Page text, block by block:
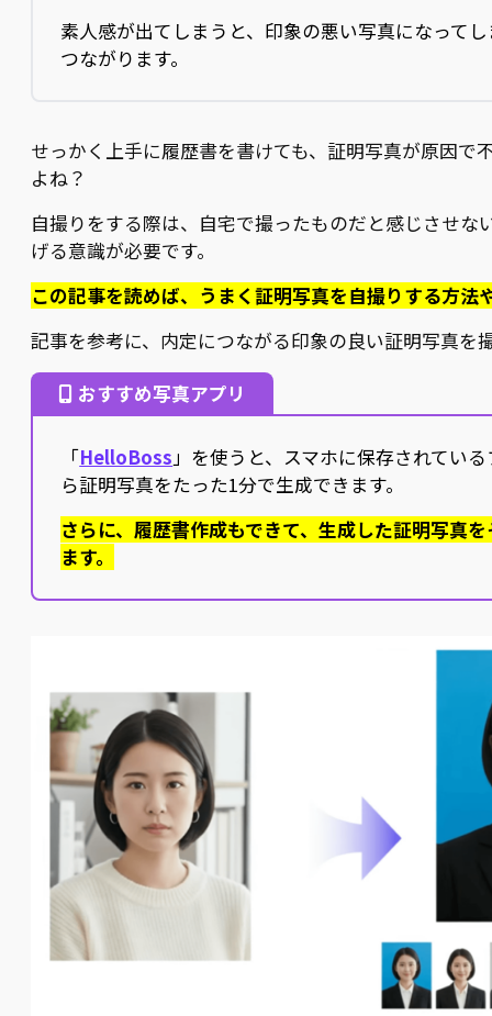
素人感が出てしまうと、印象の悪い写真になって
つながります。
せっかく上手に履歴書を書けても、証明写真が原因で
よね？
自撮りをする際は、自宅で撮ったものだと感じさせな
げる意識が必要です。
この記事を読めば、うまく証明写真を自撮りする方法
記事を参考に、内定につながる印象の良い証明写真を
おすすめ写真アプリ
「HelloBoss」を使うと、スマホに保存されてい
ら証明写真をたった1分で生成できます。
さらに、履歴書作成もできて、生成した証明写真
ます。